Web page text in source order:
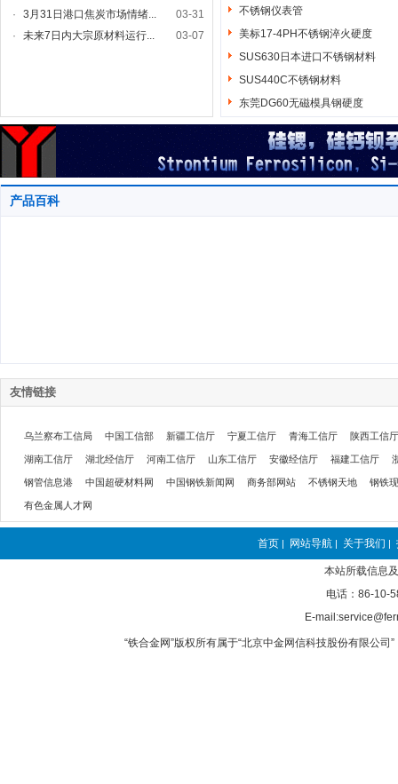
·
3月31日港口焦炭市场情绪...
03-31
·
未来7日内大宗原材料运行... 03-07
不锈钢仪表管
美标17-4PH不锈钢淬火硬度
SUS630日本进口不锈钢材料
SUS440C不锈钢材料
东莞DG60无磁模具钢硬度
产品百科
友情链接
乌兰察布工信局 中国工信部 新疆工信厅 宁夏工信厅 青海工信厅 陕西工信厅
湖南工信厅 湖北经信厅 河南工信厅 山东工信厅 安徽经信厅 福建工信厅
钢管信息港 中国超硬材料网 中国钢铁新闻网 商务部网站 不锈钢天地 钢铁
有色金属人才网
首页 | 网站导航 | 关于我们 |
本站所载信息
电话：86-10-
E-
“铁合金网”版权所有属于“北京中金网信科技股份有限公司